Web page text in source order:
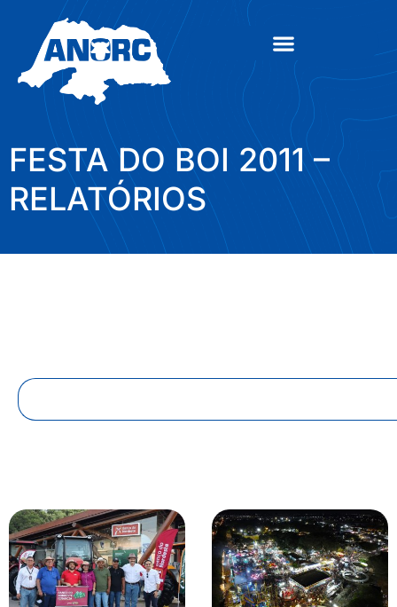
FESTA DO BOI 2011 –
RELATÓRIOS